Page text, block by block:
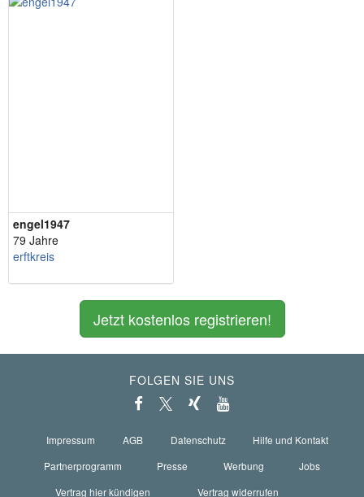
engel1947
79 Jahre
erftkreis
Jetzt kostenlos registrieren!
FOLGEN SIE UNS
Impressum AGB Datenschutz
Hilfe und Kontakt
Partnerprogramm
Presse Werbung
Jobs
Vertrag hier kündigen
Vertrag widerrufen